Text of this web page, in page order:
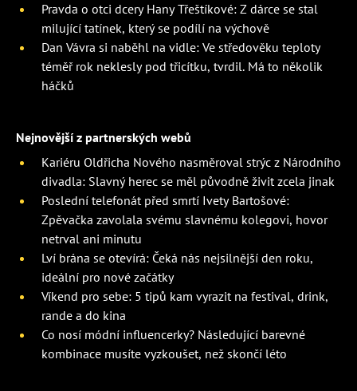
Pravda o otci dcery Hany Třeštíkové: Z dárce se stal
milující tatínek, který se podílí na výchově
Dan Vávra si naběhl na vidle: Ve středověku teploty
téměř rok neklesly pod třicítku, tvrdil. Má to několik
háčků
Nejnovější z partnerských webů
Kariéru Oldřicha Nového nasměroval strýc z Národního
divadla: Slavný herec se měl původně živit zcela jinak
Poslední telefonát před smrtí Ivety Bartošové:
Zpěvačka zavolala svému slavnému kolegovi, hovor
netrval ani minutu
Lví brána se otevírá: Čeká nás nejsilnější den roku,
ideální pro nové začátky
Víkend pro sebe: 5 tipů kam vyrazit na festival, drink,
rande a do kina
Co nosí módní influencerky? Následující barevné
kombinace musíte vyzkoušet, než skončí léto